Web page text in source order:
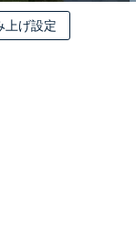
上げ設定